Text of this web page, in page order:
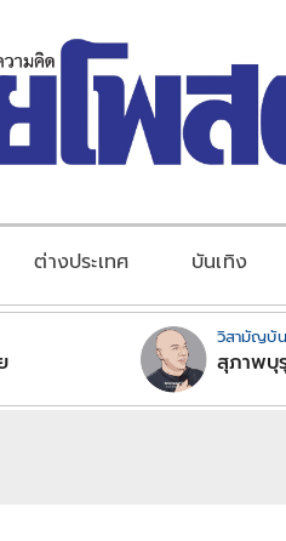
ต่างประเทศ บันเทิง
วิสามัญบั
สุภาพบุ